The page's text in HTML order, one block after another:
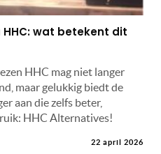
wat betekent dit
HHC mag niet langer
maar gelukkig biedt de
aan die zelfs beter,
HHC Alternatives!
22 april 2026